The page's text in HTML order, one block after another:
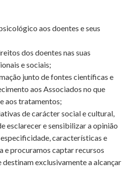
aos doentes e seus
dos doentes nas suas
e sociais;
junto de fontes científicas e
aos Associados no que
aos tratamentos;
de carácter social e cultural,
esclarecer e sensibilizar a opinião
características e
e procuramos captar recursos
destinam exclusivamente a alcançar